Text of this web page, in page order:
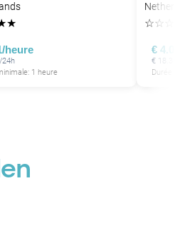
★
heure
24h
1 heure
☆☆
€
€
Durée